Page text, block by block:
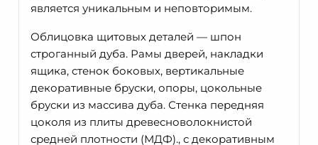
является уникальным и неповторимым.
Облицовка щитовых деталей — шпон
строганный дуба. Рамы дверей, накладки
ящика, стенок боковых, вертикальные
декоративные бруски, опоры, цокольные
бруски из массива дуба. Стенка передняя
цоколя из плиты древесноволокнистой
средней плотности (МДФ)., с декоративным